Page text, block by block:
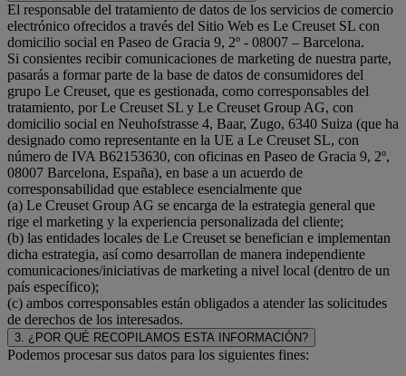
El responsable del tratamiento de datos de los servicios de comercio
electrónico ofrecidos a través del Sitio Web es Le Creuset SL con
domicilio social en Paseo de Gracia 9, 2º - 08007 – Barcelona.
Si consientes recibir comunicaciones de marketing de nuestra parte,
pasarás a formar parte de la base de datos de consumidores del
grupo Le Creuset, que es gestionada, como corresponsables del
tratamiento, por Le Creuset SL y Le Creuset Group AG, con
domicilio social en Neuhofstrasse 4, Baar, Zugo, 6340 Suiza (que ha
designado como representante en la UE a Le Creuset SL, con
número de IVA B62153630, con oficinas en Paseo de Gracia 9, 2º,
08007 Barcelona, España), en base a un acuerdo de
corresponsabilidad que establece esencialmente que
(a) Le Creuset Group AG se encarga de la estrategia general que
rige el marketing y la experiencia personalizada del cliente;
(b) las entidades locales de Le Creuset se benefician e implementan
dicha estrategia, así como desarrollan de manera independiente
comunicaciones/iniciativas de marketing a nivel local (dentro de un
país específico);
(c) ambos corresponsables están obligados a atender las solicitudes
de derechos de los interesados.
3. ¿POR QUÉ RECOPILAMOS ESTA INFORMACIÓN?
Podemos procesar sus datos para los siguientes fines: